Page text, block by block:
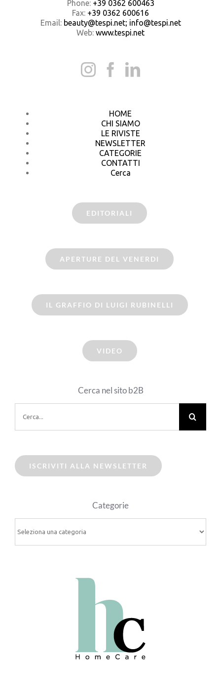
Phone: +39 0362 600463
Fax: +39 0362 600616
Email: beauty@tespi.net; info@tespi.net
Web: www.tespi.net
HOME
CHI SIAMO
LE RIVISTE
NEWSLETTER
CATEGORIE
CONTATTI
Cerca
EDITORIALI
APERTURE DEL VENERDI
IL GRAFFIO DI LUIGI RUBINELLI
VIDEO
Cerca nel sito b2B
per:
ISCRIVITI ALLA NEWSLETTER
Categorie